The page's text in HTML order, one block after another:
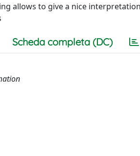
allows to give a nice
Scheda completa (DC)